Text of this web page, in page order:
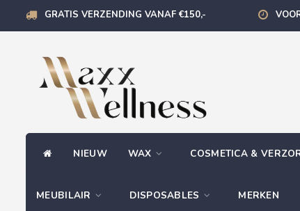
GRATIS VERZENDING VANAF €150,-
NIEUW WAX COSMETICA &
MEUBILAIR DISPOSABLES MERKEN